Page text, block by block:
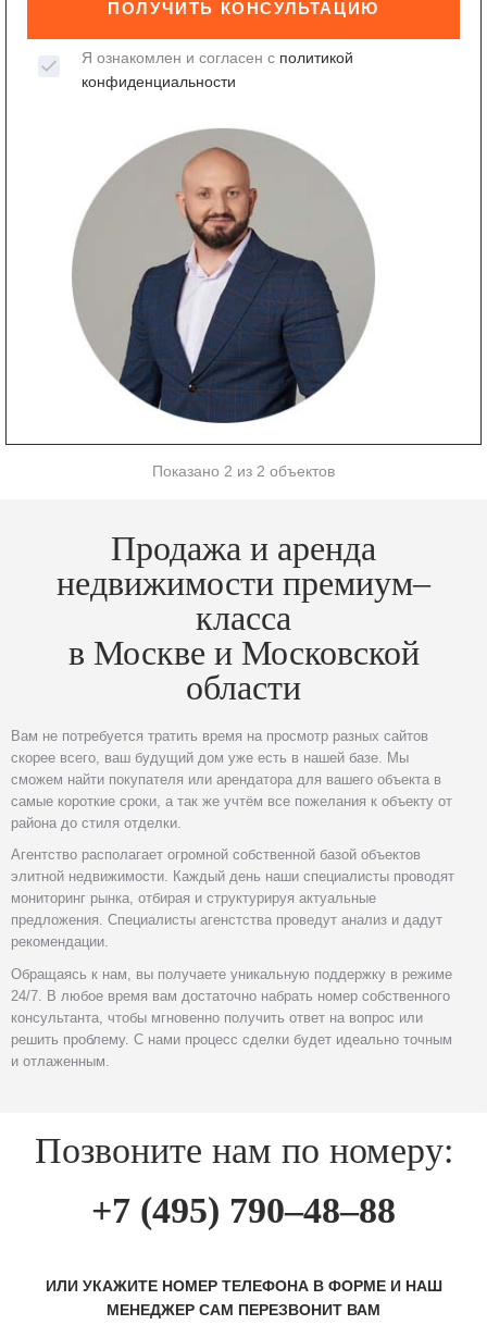
ПОЛУЧИТЬ КОНСУЛЬТАЦИЮ
Я ознакомлен и согласен с политикой
конфиденциальности
Показано 2 из 2 объектов
Продажа и аренда
недвижимости премиум–
класса
в Москве и Московской
области
Вам не потребуется тратить время на просмотр разных сайтов
скорее всего, ваш будущий дом уже есть в нашей базе. Мы
сможем найти покупателя или арендатора для вашего объекта в
самые короткие сроки, а так же учтём все пожелания к объекту от
района до стиля отделки.
Агентство располагает огромной собственной базой объектов
элитной недвижимости. Каждый день наши специалисты проводят
мониторинг рынка, отбирая и структурируя актуальные
предложения. Специалисты агенстства проведут анализ и дадут
рекомендации.
Обращаясь к нам, вы получаете уникальную поддержку в режиме
24/7. В любое время вам достаточно набрать номер собственного
консультанта, чтобы мгновенно получить ответ на вопрос или
решить проблему. С нами процесс сделки будет идеально точным
и отлаженным.
Позвоните нам по номеру:
+7 (495) 790–48–88
ИЛИ УКАЖИТЕ НОМЕР ТЕЛЕФОНА В ФОРМЕ И НАШ
МЕНЕДЖЕР САМ ПЕРЕЗВОНИТ ВАМ